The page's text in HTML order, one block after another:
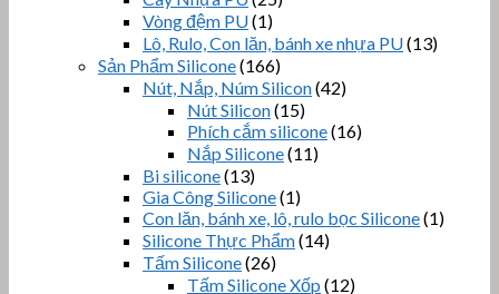
Vòng đệm PU(1)
Lô, Rulo, Con lăn, bánh xe nhựa PU(13)
Sản Phẩm Silicone(166)
Nút, Nắp, Núm Silicon(42)
Nút Silicon(15)
Phích cắm silicone(16)
Nắp Silicone(11)
Bi silicone(13)
Gia Công Silicone(1)
Con lăn, bánh xe, lô, rulo bọc Silicone(1)
Silicone Thực Phẩm(14)
Tấm Silicone(26)
Tấm Silicone Xốp (12)